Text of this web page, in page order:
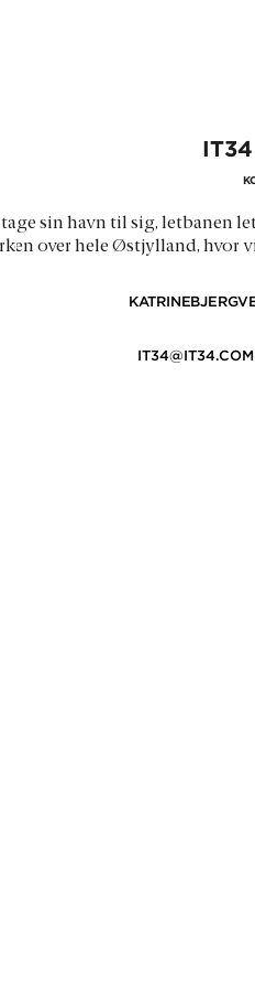
sin havn til sig, letbanen
over hele Østjylland,
IT34@IT34.COM